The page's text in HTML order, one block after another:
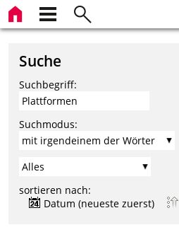
Suche
Suchbegriff:
Suchmodus:
sortieren nach:
Datum (neueste zuerst)